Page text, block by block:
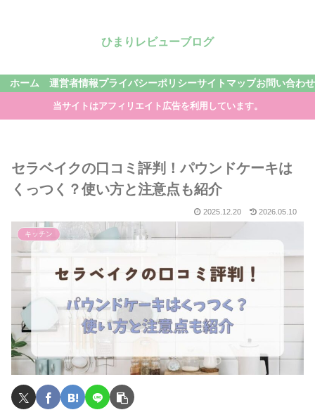
ひまりレビューブログ
ホーム 運営者情報プライバシーポリシーサイトマップお問い合わせ
当サイトはアフィリエイト広告を利用しています。
セラベイクの口コミ評判！パウンドケーキは
くっつく？使い方と注意点も紹介
2025.12.20 2026.05.10
キッチン